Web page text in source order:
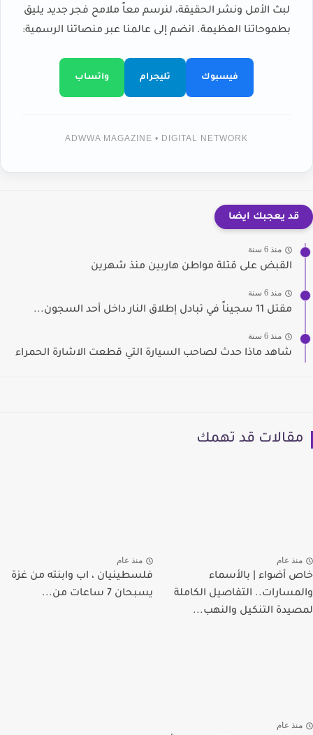
لبث الأمل ونشر الحقيقة، لنرسم معاً ملامح فجر جديد يليق
بطموحاتنا العظيمة. انضم إلى عالمنا عبر منصاتنا الرسمية:
فيسبوك تليجرام واتساب
ADWWA MAGAZINE • DIGITAL NETWORK
قد يعجبك ايضا
منذ 6 سنة
القبض على قتلة مواطن هاربين منذ شهرين
منذ 6 سنة
مقتل 11 سجيناً في تبادل إطلاق النار داخل أحد السجون...
منذ 6 سنة
شاهد ماذا حدث لصاحب السيارة التي قطعت الاشارة الحمراء
مقالات قد تهمك
منذ عام
خاص أضواء | بالأسماء
والمسارات.. التفاصيل الكاملة
لمصيدة التنكيل والنهب...
منذ عام
فلسطينيان ، اب وابنته من غزة
يسبحان 7 ساعات من...
منذ عام